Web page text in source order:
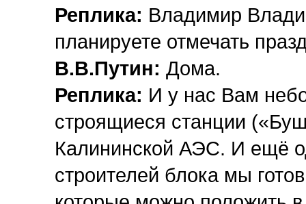
Реплика: Владимир
планируете отмечать
В.В.Путин: Дома.
Реплика: И у нас Вам
строящиеся станции
Калининской АЭС. И ещё
строителей блока мы